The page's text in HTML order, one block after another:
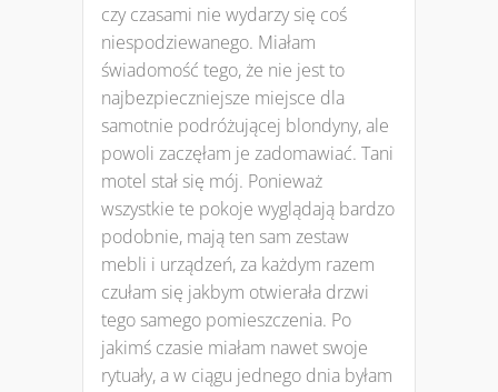
czy czasami nie wydarzy się coś
niespodziewanego. Miałam
świadomość tego, że nie jest to
najbezpieczniejsze miejsce dla
samotnie podróżującej blondyny, ale
powoli zaczęłam je zadomawiać. Tani
motel stał się mój. Ponieważ
wszystkie te pokoje wyglądają bardzo
podobnie, mają ten sam zestaw
mebli i urządzeń, za każdym razem
czułam się jakbym otwierała drzwi
tego samego pomieszczenia. Po
jakimś czasie miałam nawet swoje
rytuały, a w ciągu jednego dnia byłam